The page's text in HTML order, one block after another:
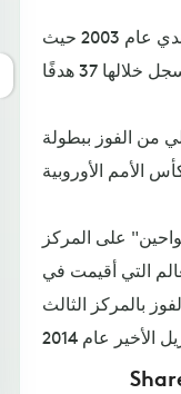
بدأ روبين مشواره مع المنتخب الهولندي عام 2003 حيث
من الفوز ببطولة
على المركز
التي أقيمت في
2010، تلاها الفوز بالمركز الثالث